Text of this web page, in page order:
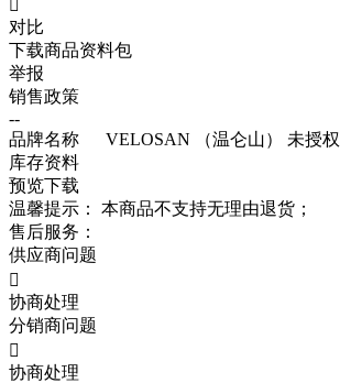
对比
下载商品资料包
举报
销售政策
--
品牌名称
VELOSAN （温仑山）
未授权
库存资料
预览下载
温馨提示：
本商品不支持无理由退货；
售后服务：
供应商问题

协商处理
分销商问题

协商处理